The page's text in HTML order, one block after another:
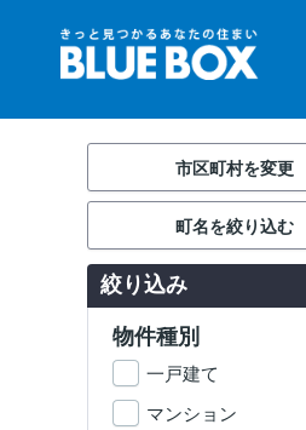
市区町村を変更
町名を絞り込む
絞り込み
物件種別
一戸建て
マンション